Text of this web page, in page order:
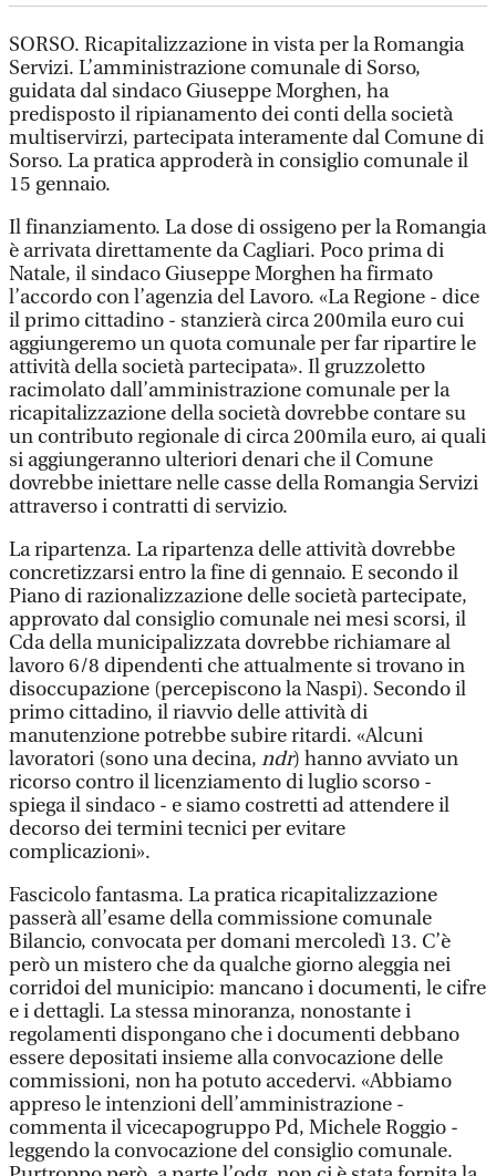
SORSO. Ricapitalizzazione in vista per la Romangia
Servizi. L’amministrazione comunale di Sorso,
guidata dal sindaco Giuseppe Morghen, ha
predisposto il ripianamento dei conti della società
multiservirzi, partecipata interamente dal Comune di
Sorso. La pratica approderà in consiglio comunale il
15 gennaio.
Il finanziamento. La dose di ossigeno per la Romangia
è arrivata direttamente da Cagliari. Poco prima di
Natale, il sindaco Giuseppe Morghen ha firmato
l’accordo con l’agenzia del Lavoro. «La Regione - dice
il primo cittadino - stanzierà circa 200mila euro cui
aggiungeremo un quota comunale per far ripartire le
attività della società partecipata». Il gruzzoletto
racimolato dall’amministrazione comunale per la
ricapitalizzazione della società dovrebbe contare su
un contributo regionale di circa 200mila euro, ai quali
si aggiungeranno ulteriori denari che il Comune
dovrebbe iniettare nelle casse della Romangia Servizi
attraverso i contratti di servizio.
La ripartenza. La ripartenza delle attività dovrebbe
concretizzarsi entro la fine di gennaio. E secondo il
Piano di razionalizzazione delle società partecipate,
approvato dal consiglio comunale nei mesi scorsi, il
Cda della municipalizzata dovrebbe richiamare al
lavoro 6/8 dipendenti che attualmente si trovano in
disoccupazione (percepiscono la Naspi). Secondo il
primo cittadino, il riavvio delle attività di
manutenzione potrebbe subire ritardi. «Alcuni
lavoratori (sono una decina, ndr) hanno avviato un
ricorso contro il licenziamento di luglio scorso -
spiega il sindaco - e siamo costretti ad attendere il
decorso dei termini tecnici per evitare
complicazioni».
Fascicolo fantasma. La pratica ricapitalizzazione
passerà all’esame della commissione comunale
Bilancio, convocata per domani mercoledì 13. C’è
però un mistero che da qualche giorno aleggia nei
corridoi del municipio: mancano i documenti, le cifre
e i dettagli. La stessa minoranza, nonostante i
regolamenti dispongano che i documenti debbano
essere depositati insieme alla convocazione delle
commissioni, non ha potuto accedervi. «Abbiamo
appreso le intenzioni dell’amministrazione -
commenta il vicecapogruppo Pd, Michele Roggio -
leggendo la convocazione del consiglio comunale.